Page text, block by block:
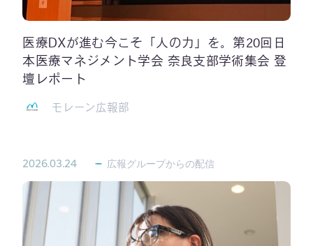
医療DXが進む今こそ「人の力」を。第20回日
本医療マネジメント学会 奈良支部学術集会 登
壇レポート
モレーン広報部
2026.03.24 広報グループからの配信